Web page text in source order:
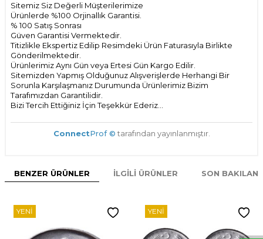
W
h
t
s
p
p
D
e
s
e
H
a
t
t
Sitemiz Siz Değerli Müşterilerimize
Ürünlerde %100 Orjinallık Garantisi.
% 100 Satış Sonrası
Güven Garantisi Vermektedir.
Titizlikle Ekspertiz Edilip Resimdeki Ürün Faturasıyla Birlikte
Gönderilmektedir.
Ürünlerimiz Aynı Gün veya Ertesi Gün Kargo Edilir.
Sitemizden Yapmış Olduğunuz Alışverişlerde Herhangi Bir
Sorunla Karşılaşmanız Durumunda Ürünlerimiz Bizim
Tarafımızdan Garantilidir.
Bizi Tercih Ettiğiniz İçin Teşekkür Ederiz...
ConnectProf © tarafından yayınlanmıştır.
BENZER ÜRÜNLER İLGILI ÜRÜNLER SON
YENI YENI